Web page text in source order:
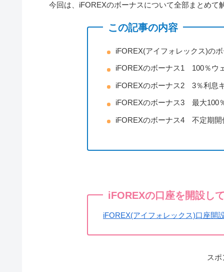
今回は、iFOREXのボーナスについて全部まとめて
この記事の内容
iFOREX(アイフォレックス)の
iFOREXのボーナス1 100％ウ
iFOREXのボーナス2 3％利息
iFOREXのボーナス3 最大100
iFOREXのボーナス4 不定期開
iFOREXの口座を開設し
iFOREX(アイフォレックス)口座開
ス